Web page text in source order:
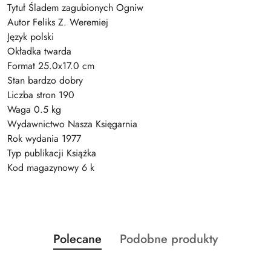
Tytuł Śladem zagubionych Ogniw
Autor Feliks Z. Weremiej
Język polski
Okładka twarda
Format 25.0x17.0 cm
Stan bardzo dobry
Liczba stron 190
Waga 0.5 kg
Wydawnictwo Nasza Księgarnia
Rok wydania 1977
Typ publikacji Książka
Kod magazynowy 6 k
Pomiń karuzelę produktów
Produkty
o
Polecane
Produkty
Podobne produkty